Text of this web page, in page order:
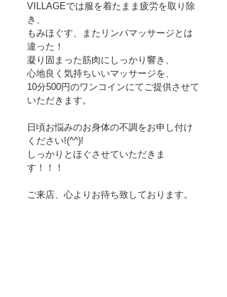
VILLAGEでは服を着たまま疲労を取り除
き、
もみほぐす、またリンパマッサージとは
違った！
凝り固まった筋肉にしっかり響き、
心地良く気持ちいいマッサージを、
10分500円のワンコインにてご提供させて
いただきます。
日頃お悩みのお身体の不調をお申し付け
ください!(^^)!
しっかりとほぐさせていただきま
す！！！
ご来店、心よりお待ち致しております。